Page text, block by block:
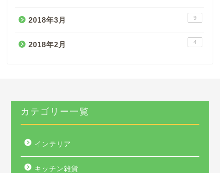
2018年3月 9
2018年2月 4
カテゴリー一覧
インテリア
キッチン雑貨